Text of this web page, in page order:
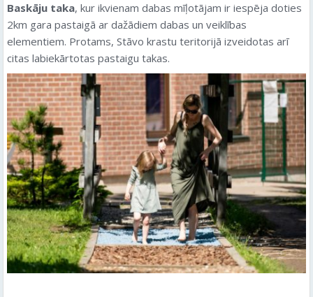
Baskāju taka, kur ikvienam dabas mīļotājam ir iespēja doties
2km gara pastaigā ar dažādiem dabas un veiklības
elementiem. Protams, Stāvo krastu teritorijā izveidotas arī
citas labiekārtotas pastaigu takas.